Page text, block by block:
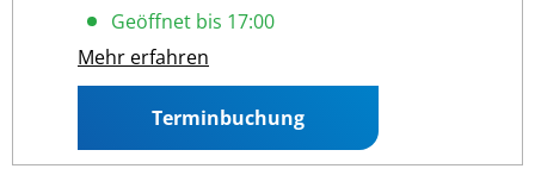
Mo- Fr:08:00 17:00
Geöffnet bis 17:00
Mehr erfahren
Terminbuchung